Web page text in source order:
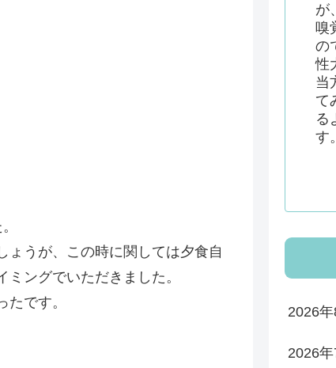
ょうが、この時に関しては夕食自
ングでいただきました。
です。
が
嗅
の
性
当
て
る
す。
2026年
2026年